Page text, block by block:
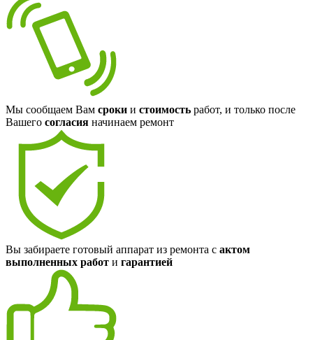
Мы сообщаем Вам сроки и стоимость работ, и только после
Вашего согласия начинаем ремонт
Вы забираете готовый аппарат из ремонта с актом
выполненных работ и гарантией